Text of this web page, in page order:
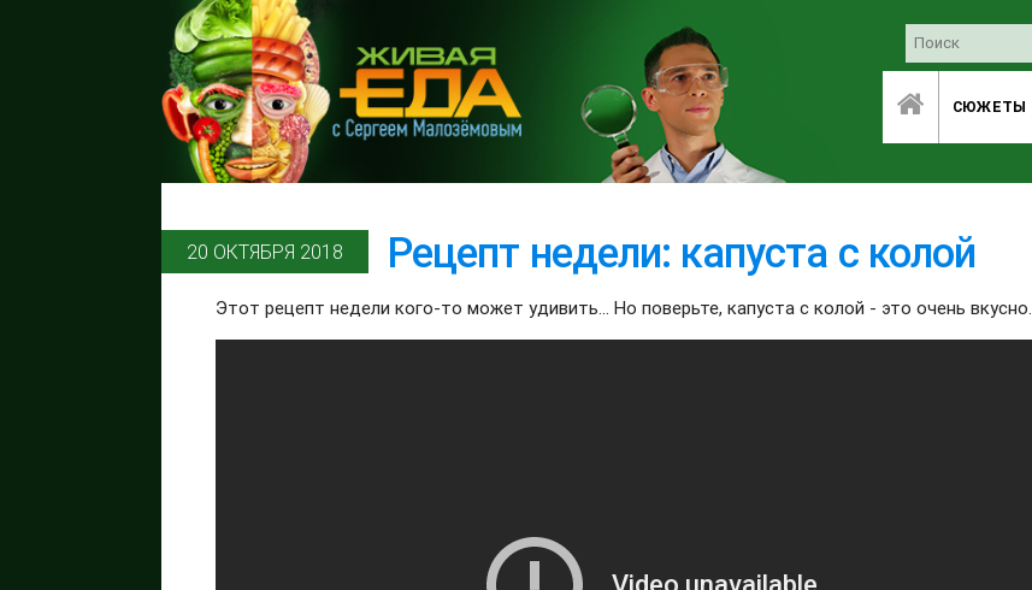
СЮЖЕТЫ
20 ОКТЯБРЯ 2018 Рецепт недели: капуста с колой
Этот рецепт недели кого-то может удивить... Но поверьте, капуста с колой - это очень вкусно.